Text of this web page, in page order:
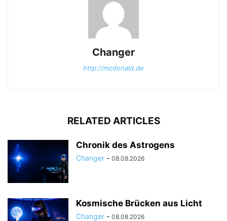
Changer
http://mcdonald.de
RELATED ARTICLES
Chronik des Astrogens
Changer - 08.08.2026
Kosmische Brücken aus Licht
Changer - 08.08.2026